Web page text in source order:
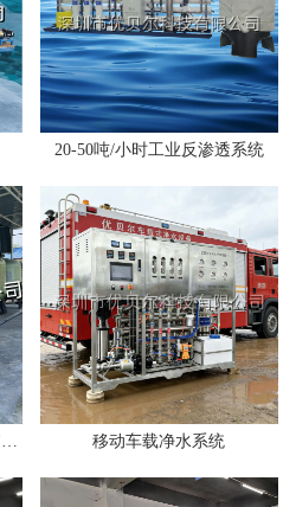
20-50吨/小时工业反渗透系统
1-10吨/小时酿酒桶装饮用水过滤系统 移动车载净水系统